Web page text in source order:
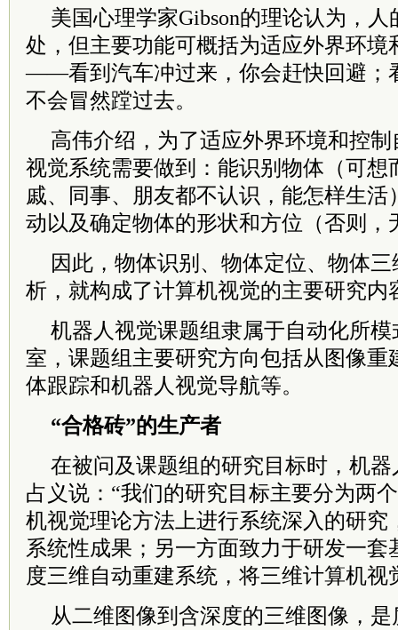
美国心理学家Gibson的理论认为，
处，但主要功能可概括为适应外界环境
——看到汽车冲过来，你会赶快回避；
不会冒然蹚过去。
高伟介绍，为了适应外界环境和控
视觉系统需要做到：能识别物体（可想
戚、同事、朋友都不认识，能怎样生活
动以及确定物体的形状和方位（否则，
因此，物体识别、物体定位、物体
析，就构成了计算机视觉的主要研究内
机器人视觉课题组隶属于自动化所
室，课题组主要研究方向包括从图像重
体跟踪和机器人视觉导航等。
“合格砖”的生产者
在被问及课题组的研究目标时，机
占义说：“我们的研究目标主要分为两
机视觉理论方法上进行系统深入的研究
系统性成果；另一方面致力于研发一套
度三维自动重建系统，将三维计算机视
从二维图像到含深度的三维图像，